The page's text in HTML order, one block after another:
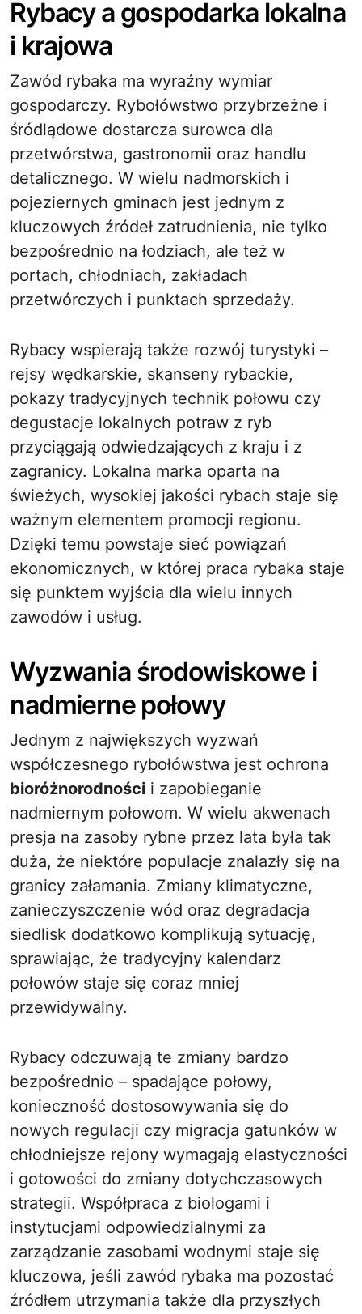
Rybacy a gospodarka lokalna
i krajowa
Zawód rybaka ma wyraźny wymiar
gospodarczy. Rybołówstwo przybrzeżne i
śródlądowe dostarcza surowca dla
przetwórstwa, gastronomii oraz handlu
detalicznego. W wielu nadmorskich i
pojeziernych gminach jest jednym z
kluczowych źródeł zatrudnienia, nie tylko
bezpośrednio na łodziach, ale też w
portach, chłodniach, zakładach
przetwórczych i punktach sprzedaży.
Rybacy wspierają także rozwój turystyki –
rejsy wędkarskie, skanseny rybackie,
pokazy tradycyjnych technik połowu czy
degustacje lokalnych potraw z ryb
przyciągają odwiedzających z kraju i z
zagranicy. Lokalna marka oparta na
świeżych, wysokiej jakości rybach staje się
ważnym elementem promocji regionu.
Dzięki temu powstaje sieć powiązań
ekonomicznych, w której praca rybaka staje
się punktem wyjścia dla wielu innych
zawodów i usług.
Wyzwania środowiskowe i
nadmierne połowy
Jednym z największych wyzwań
współczesnego rybołówstwa jest ochrona
bioróżnorodności i zapobieganie
nadmiernym połowom. W wielu akwenach
presja na zasoby rybne przez lata była tak
duża, że niektóre populacje znalazły się na
granicy załamania. Zmiany klimatyczne,
zanieczyszczenie wód oraz degradacja
siedlisk dodatkowo komplikują sytuację,
sprawiając, że tradycyjny kalendarz
połowów staje się coraz mniej
przewidywalny.
Rybacy odczuwają te zmiany bardzo
bezpośrednio – spadające połowy,
konieczność dostosowywania się do
nowych regulacji czy migracja gatunków w
chłodniejsze rejony wymagają elastyczności
i gotowości do zmiany dotychczasowych
strategii. Współpraca z biologami i
instytucjami odpowiedzialnymi za
zarządzanie zasobami wodnymi staje się
kluczowa, jeśli zawód rybaka ma pozostać
źródłem utrzymania także dla przyszłych